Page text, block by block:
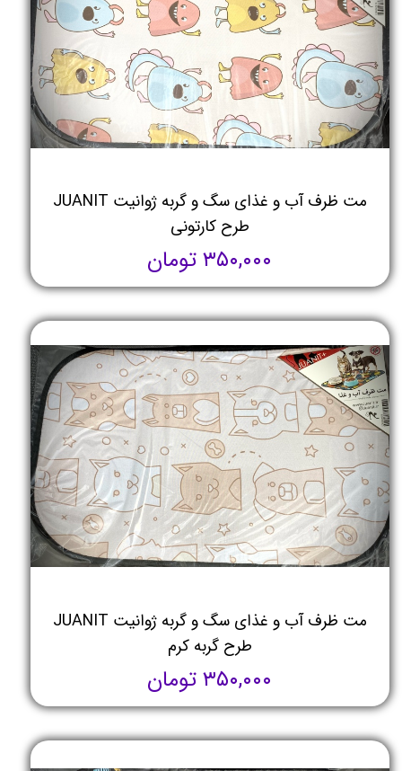
مت ظرف آب و غذای سگ و گربه ژوانیت JUANIT
طرح کارتونی
۳۵۰,۰۰۰ تومان
مت ظرف آب و غذای سگ و گربه ژوانیت JUANIT
طرح گربه کرم
۳۵۰,۰۰۰ تومان